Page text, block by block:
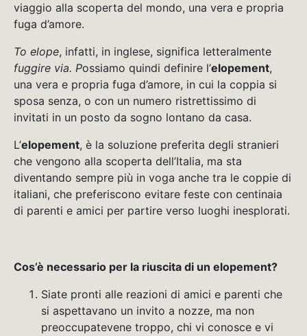
viaggio alla scoperta del mondo, una vera e propria
fuga d’amore.
To elope, infatti, in inglese, significa letteralmente
fuggire via. Possiamo quindi definire l’elopement,
una vera e propria fuga d’amore, in cui la coppia si
sposa senza, o con un numero ristrettissimo di
invitati in un posto da sogno lontano da casa.
L’elopement, è la soluzione preferita degli stranieri
che vengono alla scoperta dell’Italia, ma sta
diventando sempre più in voga anche tra le coppie di
italiani, che preferiscono evitare feste con centinaia
di parenti e amici per partire verso luoghi inesplorati.
Cos’è necessario per la riuscita di un elopement?
Siate pronti alle reazioni di amici e parenti che
si aspettavano un invito a nozze, ma non
preoccupatevene troppo, chi vi conosce e vi